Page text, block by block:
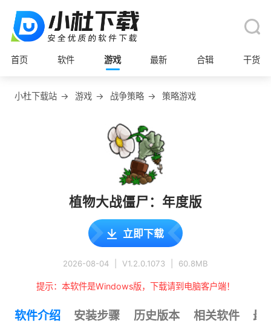
首页 软件 游戏 最新 合辑 干货
小杜下载站 → 游戏 → 战争策略 → 策略游戏
植物大战僵尸：年度版
立即下载
2026-08-04 V1.2.0.1073 60.8MB
提示：本软件是Windows版，下载请到电脑客户端！
软件介绍 安装步骤 历史版本 相关软件 最